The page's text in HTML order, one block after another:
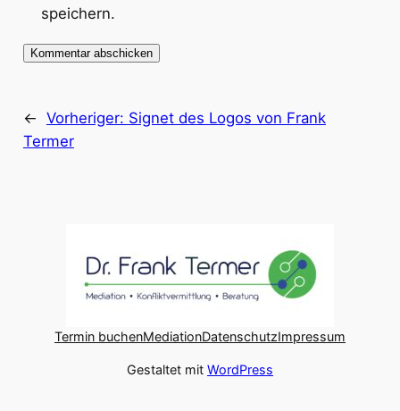
speichern.
← Vorheriger: Signet des Logos von Frank
Termer
Termin buchenMediationDatenschutzImpressum
Gestaltet mit WordPress